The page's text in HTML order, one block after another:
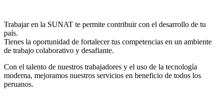
Trabajar en la SUNAT te permite contribuir con el desarrollo de tu
país.
Tienes la oportunidad de fortalecer tus competencias en un ambiente
de trabajo colaborativo y desafiante.
Con el talento de nuestros trabajadores y el uso de la tecnología
moderna, mejoramos nuestros servicios en beneficio de todos los
peruanos.